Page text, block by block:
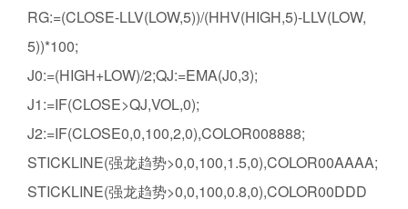
RG:=(CLOSE-LLV(LOW,5))/(HHV(HIGH,5)-LLV(LOW,
5))*100;
J0:=(HIGH+LOW)/2;QJ:=EMA(J0,3);
J1:=IF(CLOSE>QJ,VOL,0);
J2:=IF(CLOSE0,0,100,2,0),COLOR008888;
STICKLINE(强龙趋势>0,0,100,1.5,0),COLOR00AAAA;
STICKLINE(强龙趋势>0,0,100,0.8,0),COLOR00DDD